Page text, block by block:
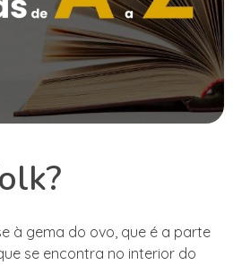
à gema do ovo, que é a parte
se encontra no interior do